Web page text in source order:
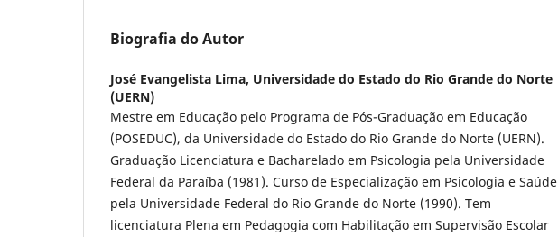
Biografia do Autor
José Evangelista Lima, Universidade do Estado do Rio Grande do Norte
(UERN)
Mestre em Educação pelo Programa de Pós-Graduação em Educação
(POSEDUC), da Universidade do Estado do Rio Grande do Norte (UERN).
Graduação Licenciatura e Bacharelado em Psicologia pela Universidade
Federal da Paraíba (1981). Curso de Especialização em Psicologia e Saúde
pela Universidade Federal do Rio Grande do Norte (1990). Tem
licenciatura Plena em Pedagogia com Habilitação em Supervisão Escolar